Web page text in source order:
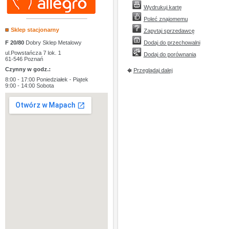
Sklep stacjonarny
F 20/80 Dobry Sklep Metalowy
ul.Powstańcza 7 lok. 1
61-546 Poznań
Czynny w godz.:
8:00 - 17:00 Poniedziałek - Piątek
9:00 - 14:00 Sobota
Wydrukuj kartę
Poleć znajomemu
Zapytaj sprzedawcę
Dodaj do przechowalni
Dodaj do porównania
Przeglądaj dalej